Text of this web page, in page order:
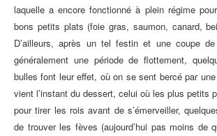
laquellea encore fonctionné à plein régime
bons petits plats (foie gras, saumon, canard,
D’ailleurs, après un tel festin et une coupe
généralement une périodede flottement,
bulles font leur effet, où on se sent bercé par
vient l’instant du dessert, celui où les plus petits
pour tirer les rois avant de s’émerveiller,
de trouver les fèves (aujourd’hui pas moins de